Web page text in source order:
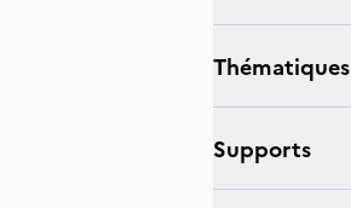
thématiques
supports